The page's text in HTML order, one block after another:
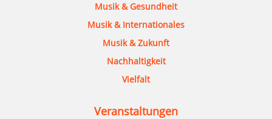
Musik & Gesundheit
Musik & Internationales
Musik & Zukunft
Nachhaltigkeit
Vielfalt
Veranstaltungen